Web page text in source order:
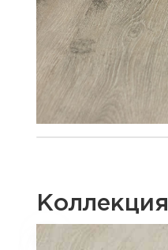
Коллекция